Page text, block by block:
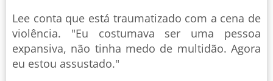
Lee conta que está traumatizado com a cena de
violência. "Eu costumava ser uma pessoa
expansiva, não tinha medo de multidão. Agora
eu estou assustado."